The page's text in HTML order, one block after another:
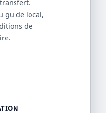
guide local,
de